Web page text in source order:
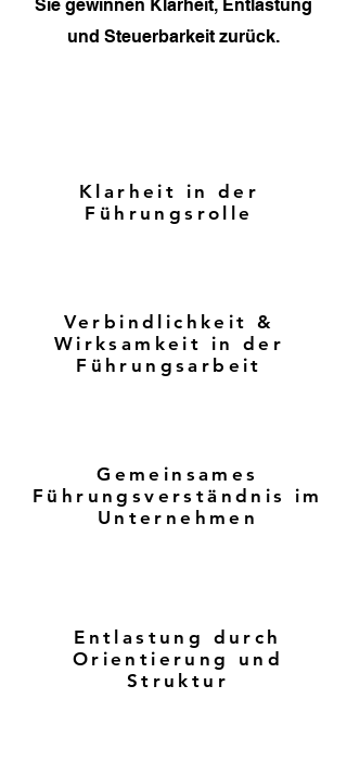
Sie gewinnen Klarheit, Entlastung
und Steuerbarkeit zurück.
Klarheit in der
Führungsrolle
Verbindlichkeit &
Wirksamkeit in der
Führungsarbeit
Gemeinsames
Führungsverständnis im
Unternehmen
Entlastung durch
Orientierung und
Struktur